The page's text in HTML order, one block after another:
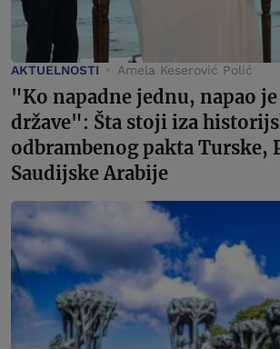
AKTUELNOSTI Amela Keserović Polić
"Ko napadne jednu, napao
države": Šta stoji iza
odbrambenog pakta Turske,
Saudijske Arabije